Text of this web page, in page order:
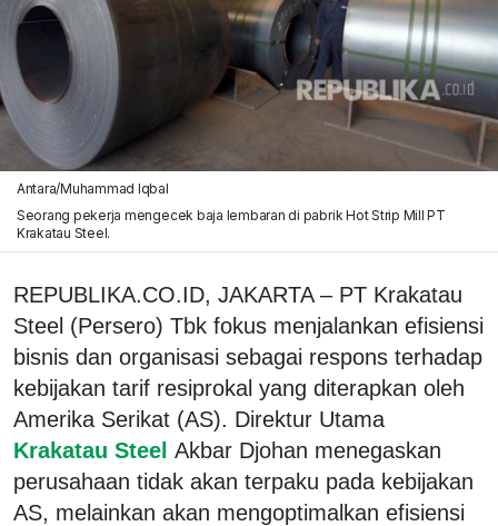
Antara/Muhammad Iqbal
Seorang pekerja mengecek baja lembaran di pabrik Hot Strip Mill PT
Krakatau Steel.
REPUBLIKA.CO.ID, JAKARTA– PT Krakatau
Steel (Persero) Tbk fokus menjalankan efisiensi
bisnis dan organisasi sebagai respons terhadap
kebijakan tarif resiprokal yang diterapkan oleh
Amerika Serikat (AS). Direktur Utama
Krakatau Steel Akbar Djohan menegaskan
perusahaan tidak akan terpaku pada kebijakan
AS, melainkan akan mengoptimalkan efisiensi